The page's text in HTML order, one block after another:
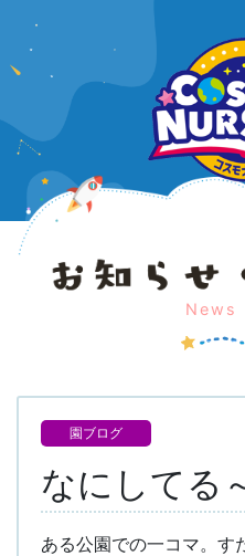
News
園ブログ
なにしてる
ある公園での一コマ。す